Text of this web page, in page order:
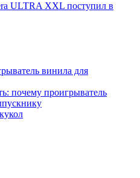
ULTRA XXL поступил в
винила для
почему проигрыватель